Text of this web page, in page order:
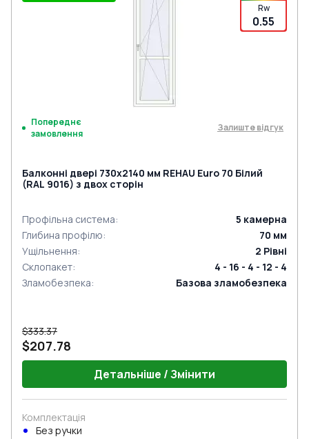
Rw
0.55
Попереднє
замовлення
Залиште відгук
Балконні двері 730x2140 мм REHAU Euro 70 Білий
(RAL 9016) з двох сторін
Профільна система: 5 камерна
Глибина профілю: 70 мм
Ущільнення: 2 Рівні
Склопакет:
4 - 16 - 4 - 12 - 4
Зламобезпека: Базова зламобезпека
$333.37
$207.78
Детальніше / Змінити
Комплектація
Без ручки